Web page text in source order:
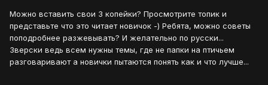
Можно вставить свои 3 копейки? Просмотрите топик и
представьте что это читает новичок -) Ребята, можно советы
поподробнее разжевывать? И желательно по русски...
Зверски ведь всем нужны темы, где не папки на птичьем
разговаривают а новички пытаются понять как и что лучше...